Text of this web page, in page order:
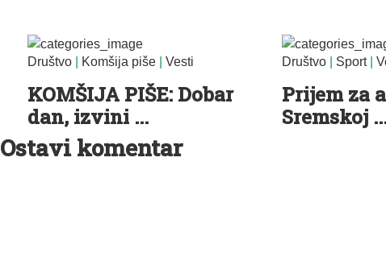
Društvo Komšija piše Vesti
KOMŠIJA PIŠE: Dobar
dan, izvini ...
Društvo Sport|
Prijem za
Sremskoj
Ostavi komentar